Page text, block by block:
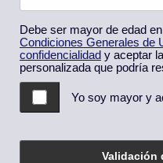
Debe ser mayor de edad
Condiciones Generales de
confidencialidad y aceptar
personalizada que podría
Yo soy mayor y
Validación